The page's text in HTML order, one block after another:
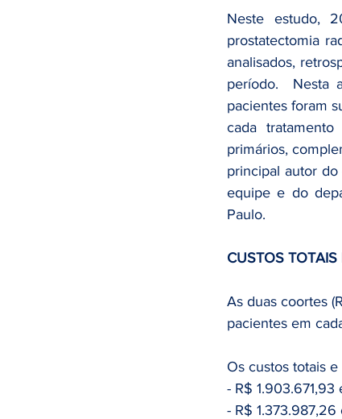
Neste estudo,
prostatectomia
analisados,
período.  Nesta
pacientes foram
cada
primários,
principal autor
equipe e do
Paulo.
CUSTOS TOTAIS
As duas coortes
pacientes em
Os custos totais
- R$ 1.903.671,93
- R$